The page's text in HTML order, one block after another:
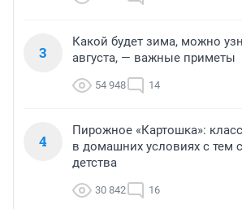
3
Какой будет зима, можно
августа, — важные приметы
54 948 14
4
Пирожное «Картошка»:
в домашних условиях с тем
детства
30 842 16